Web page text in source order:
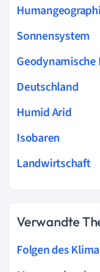
Sonnensystem
Geodynamische
Deutschland
Humid Arid
Isobaren
Landwirtschaft
Verwandte
Folgen des